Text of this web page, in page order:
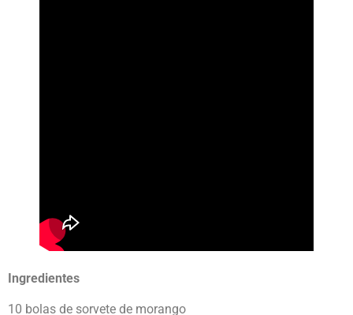
Ingredientes
10 bolas de sorvete de morango